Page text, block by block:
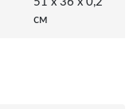
см